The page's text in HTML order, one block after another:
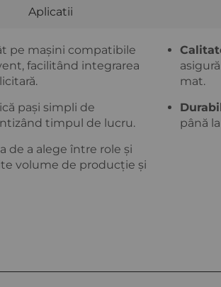
Aplicatii
pe mașini compatibile
facilitând integrarea
mat.
pași simpli de
timpul de lucru.
până
de a alege între role și
volume de producție și